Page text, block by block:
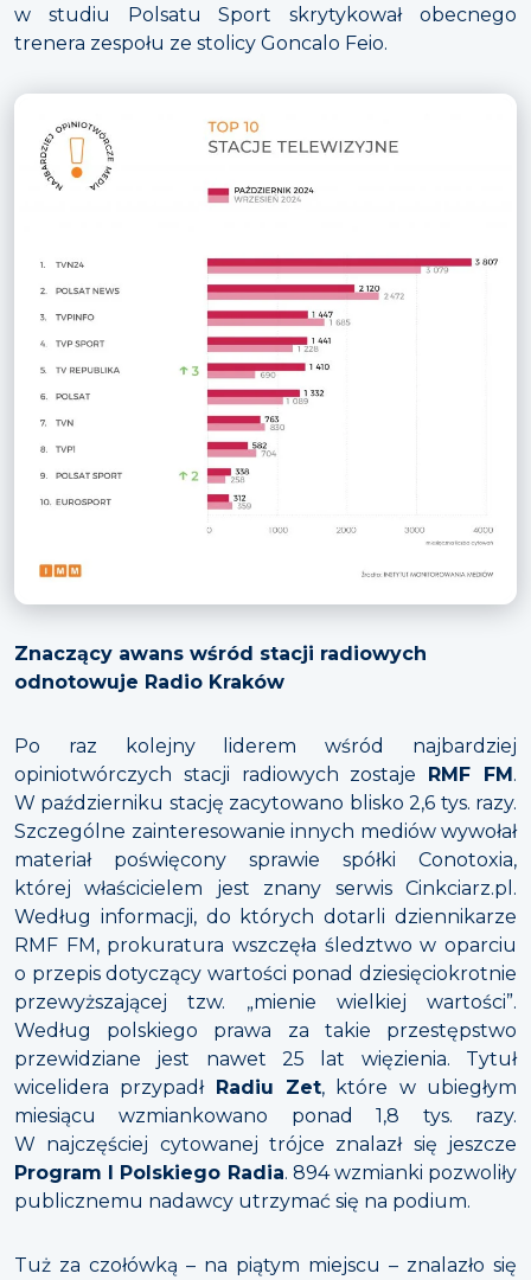
w studiu Polsatu Sport skrytykował obecnego
trenera zespołu ze stolicy Goncalo Feio.
Znaczący awans wśród stacji radiowych
odnotowuje Radio Kraków
Po raz kolejny liderem wśród najbardziej
opiniotwórczych stacji radiowych zostaje RMF FM.
W październiku stację zacytowano blisko 2,6 tys. razy.
Szczególne zainteresowanie innych mediów wywołał
materiał poświęcony sprawie spółki Conotoxia,
której właścicielem jest znany serwis Cinkciarz.pl.
Według informacji, do których dotarli dziennikarze
RMF FM, prokuratura wszczęła śledztwo w oparciu
o przepis dotyczący wartości ponad dziesięciokrotnie
przewyższającej tzw. „mienie wielkiej wartości”.
Według polskiego prawa za takie przestępstwo
przewidziane jest nawet 25 lat więzienia. Tytuł
wicelidera przypadł Radiu Zet, które w ubiegłym
miesiącu wzmiankowano ponad 1,8 tys. razy.
W najczęściej cytowanej trójce znalazł się jeszcze
Program I Polskiego Radia. 894 wzmianki pozwoliły
publicznemu nadawcy utrzymać się na podium.
Tuż za czołówką – na piątym miejscu – znalazło się